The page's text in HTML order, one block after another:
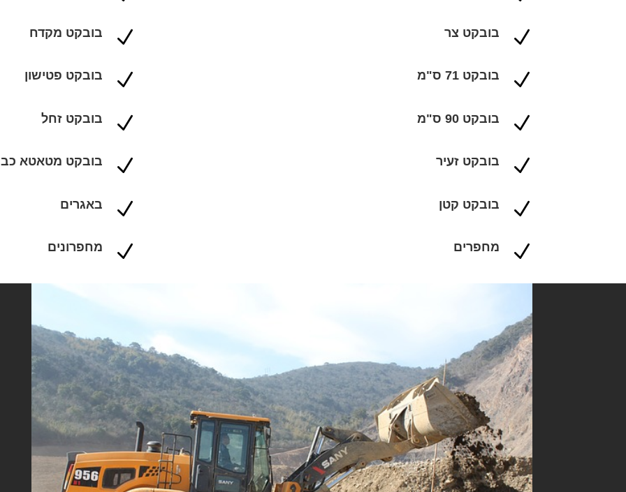
N בובקט מקדח
N בובקט פטישון
N בובקט זחל
N בובקט מטאטא
N באגרים
N מחפרונים
N בובקט צר
N בובקט 71 ס"מ
N בובקט 90 ס"מ
N בובקט זעיר
N בובקט קטן
N מחפרים